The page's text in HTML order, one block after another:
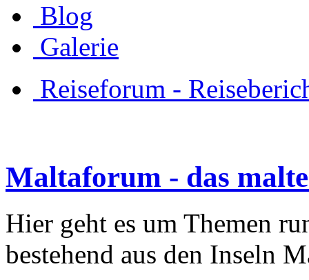
Blog
Galerie
Reiseforum -
Maltaforum - das
Hier geht es um Themen
bestehend aus den Inseln